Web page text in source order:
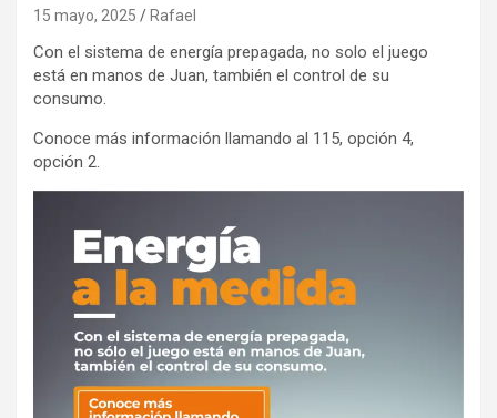
15 mayo, 2025 Rafael
Con el sistema de energía prepagada, no solo el juego
está en manos de Juan, también el control de su
consumo.
Conoce más información llamando al 115, opción 4,
opción 2.